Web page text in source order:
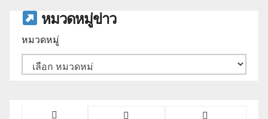
หมวดหมู่ข่าว
หมวดหมู่